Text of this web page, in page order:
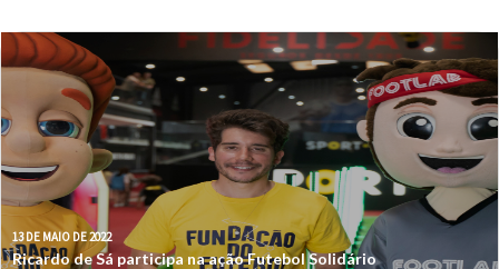
13 DE MAIO DE 2022
Ricardo de Sá participa na ação Futebol Solidário